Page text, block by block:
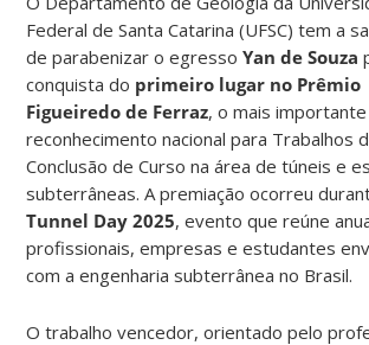
Federal de Santa Catarina (UFSC) tem a
de parabenizar o egressoYan de Souza
conquista do primeiro lugar no Prêmio
Figueiredo de Ferraz, o mais importante
reconhecimento nacional para Trabalhos
Conclusão de Curso na área de túneis e
subterrâneas. A premiação ocorreu
Tunnel Day 2025, evento que reúne
profissionais, empresas e estudantes
com a engenharia subterrânea no Brasil.
O trabalho vencedor, orientado pelo